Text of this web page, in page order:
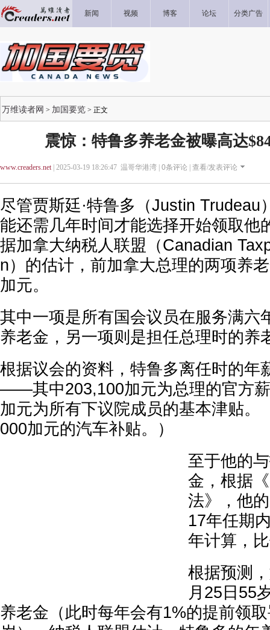
新闻 视频 博客 论坛 分类广告
万维读者网 > 加国要览 > 正文
震惊：特鲁多养老金被曝高达
www.creaders.net| 2025-03-19 18:26:47 温哥华港湾 | 0条评论 | 查看/发表评论
尽管贾斯廷·特鲁多（Justin Trudeau
能还需几年时间才能选择开始领取他
据加拿大纳税人联盟（Canadian
n）的估计，前加拿大总理的两项养
加元。
其中一项是所有国会议员在服务满六
养老金，另一项则是担任总理时的养
根据议会的资料，特鲁多离任时的年
——其中203,100加元为总理的官方
加元为所有下议院成员的基本津贴。
000加元的汽车补贴。）
至于他的
金，根据
法》，他
17年任期
年计算，
根据预测
月25日55
养老金（此时每年会有1%的提前领